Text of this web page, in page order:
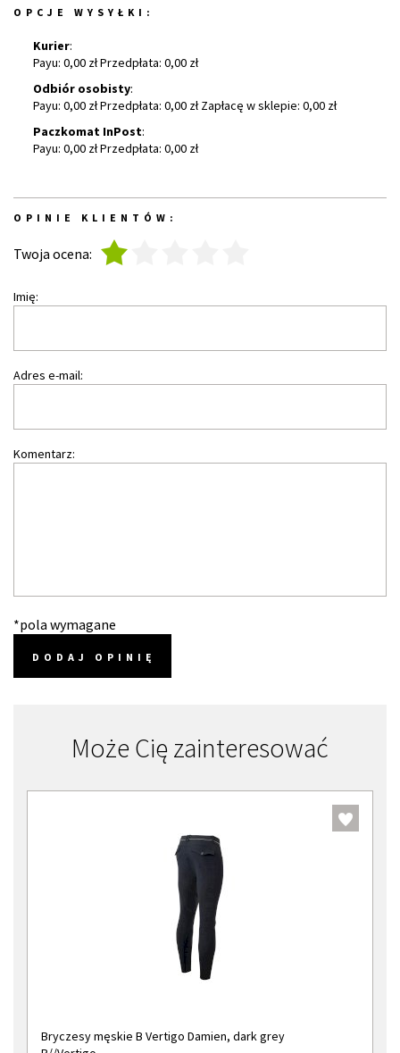
OPCJE WYSYŁKI:
Kurier:
Payu: 0,00 zł Przedpłata: 0,00 zł
Odbiór osobisty:
Payu: 0,00 zł Przedpłata: 0,00 zł Zapłacę w sklepie: 0,00 zł
Paczkomat InPost:
Payu: 0,00 zł Przedpłata: 0,00 zł
OPINIE KLIENTÓW:
Twoja ocena:
Imię:
Adres e-mail:
Komentarz:
*pola wymagane
DODAJ OPINIĘ
Może Cię zainteresować
Bryczesy męskie B Vertigo Damien, dark grey